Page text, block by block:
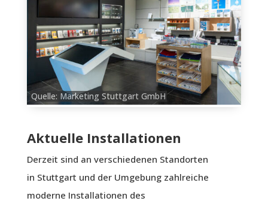
Quelle: Marketing Stuttgart GmbH
Aktuelle Installationen
Derzeit sind an verschiedenen Standorten
in Stuttgart und der Umgebung zahlreiche
moderne Installationen des